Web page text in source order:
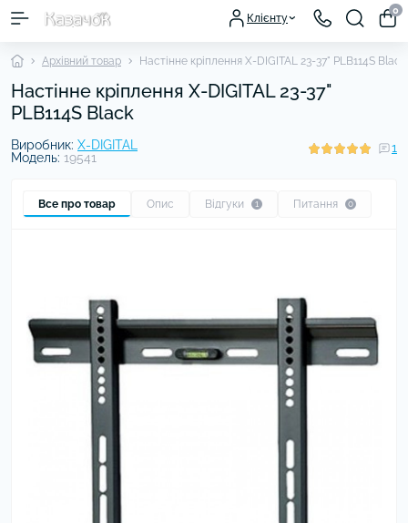
Клієнту
0
Архівний товар Настінне кріплення X-DIGITAL 23-37" PLB114S Black
Настінне кріплення X-DIGITAL 23-37"
PLB114S Black
Виробник: X-DIGITAL
Модель: 19541
1
Все про товар Опис Відгуки 1 Питання 0